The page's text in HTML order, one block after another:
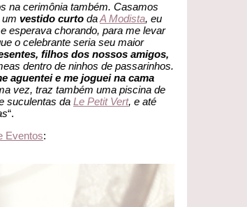
na cerimônia também. Casamos
vestido curto daA Modista, eu
esperava chorando, para me levar
o celebrante seria seu maior
filhos dos nossos amigos,
dentro de ninhos de passarinhos.
aguentei e me joguei na cama
vez, traz também uma piscina de
suculentas da Le Petit Vert, e até
“.
Eventos: